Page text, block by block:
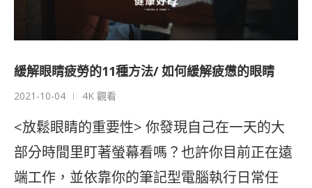
緩解眼睛疲勞的11種方法/ 如何緩解疲憊的眼睛
2021-10-04 4K 觀看
<放鬆眼睛的重要性> 你發現自己在一天的大
部分時間里盯著螢幕看嗎？也許你目前正在遠
端工作，並依靠你的筆記型電腦執行日常任